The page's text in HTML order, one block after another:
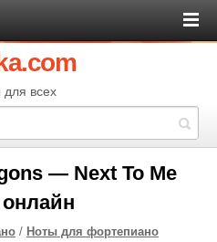
всех
— Next To Me
онлайн
/ Ноты для фортепиано